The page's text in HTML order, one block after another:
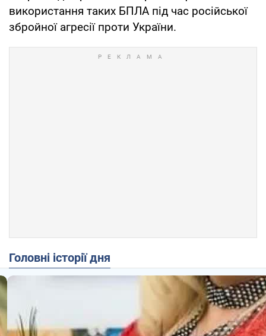
використання таких БПЛА під час російської
збройної агресії проти України.
Головні історії дня